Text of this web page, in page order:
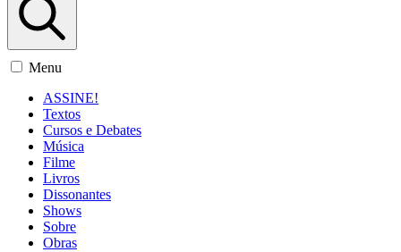
Menu
ASSINE!
Textos
Cursos e Debates
Música
Filme
Livros
Dissonantes
Shows
Sobre
Obras